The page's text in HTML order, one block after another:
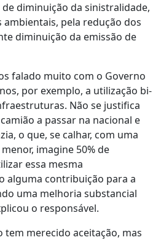
diminuição da sinistralidade,
pela redução dos
diminuição da emissão de
falado muito com o Governo
por exemplo, a utilização bi-
Não se justifica
a passar na nacional e
o que, se calhar, com uma
imagine 50% de
essa mesma
alguma contribuição para a
uma melhoria substancial
o responsável.
tem merecido aceitação, mas